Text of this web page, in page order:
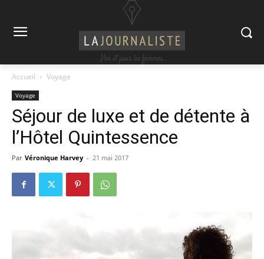
Accueil Voyage
Voyage
Séjour de luxe et de détente à
l’Hôtel Quintessence
Par Véronique Harvey - 21 mai 2017